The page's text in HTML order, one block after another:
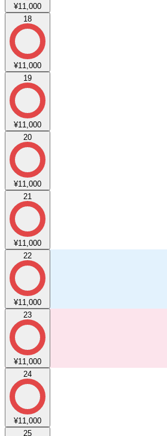
¥11,000
18
¥11,000
19
¥11,000
20
¥11,000
21
¥11,000
22
¥11,000
23
¥11,000
24
¥11,000
25